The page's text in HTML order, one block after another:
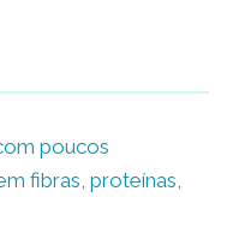
poucos
fibras, proteínas,